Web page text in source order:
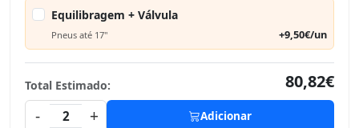
Equilibragem + Válvula
Pneus até 17" +9,50€/un
Total Estimado:
80,82€
-
2 + Adicionar